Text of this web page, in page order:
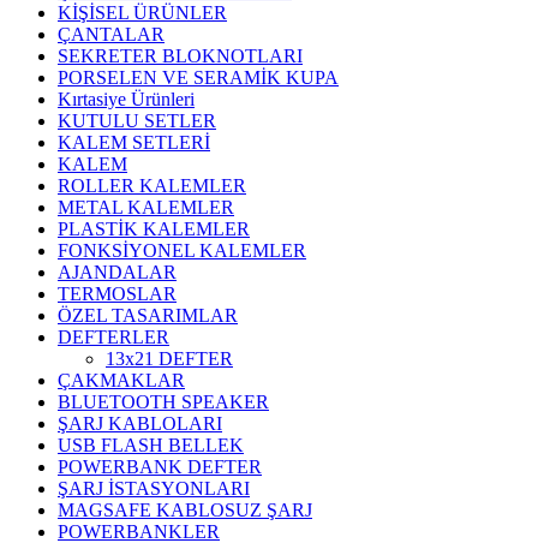
KİŞİSEL ÜRÜNLER
ÇANTALAR
SEKRETER BLOKNOTLARI
PORSELEN VE SERAMİK KUPA
Kırtasiye Ürünleri
KUTULU SETLER
KALEM SETLERİ
KALEM
ROLLER KALEMLER
METAL KALEMLER
PLASTİK KALEMLER
FONKSİYONEL KALEMLER
AJANDALAR
TERMOSLAR
ÖZEL TASARIMLAR
DEFTERLER
13x21 DEFTER
ÇAKMAKLAR
BLUETOOTH SPEAKER
ŞARJ KABLOLARI
USB FLASH BELLEK
POWERBANK DEFTER
ŞARJ İSTASYONLARI
MAGSAFE KABLOSUZ ŞARJ
POWERBANKLER